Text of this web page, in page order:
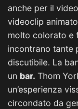
anche per il
videoclip
molto colorato e
incontrano tante
discutibile. La
un bar. Thom
un’esperienza
circondato da